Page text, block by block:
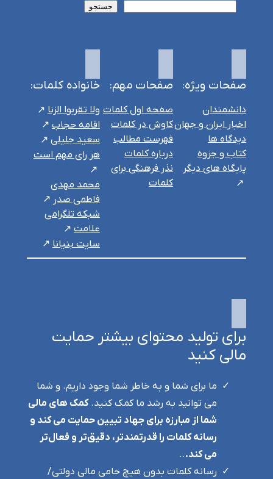
جستجو
صفحات ویژه:
دانشمندان
اخبار ایران و جهان
دیدگاه ها
کتاب و جزوه
پایگاه های دیگر
صفحات مهم:
صفحه اول کلمات
کاوش در کلمات
فهرست مطالب
درباره کلمات
نذر فرهنگی برای
کلمات
خانواده کلمات:
ولا تقربوا الزنا
اقامه حجاب
سعید جلیلی
هر رای مهم است
محمد مهدی
فاطمی صدر
شبکه تلگرامی
علامت
سایت بنیانا
برای تولید محتوای بیشتر حمایت
مالی کنید
ما برای شما و به خاطر شما وجود داریم. و شما
می توانید به رشد ما کمک کنید.کمک های مالی
شما از مبارزه برای جهاد تبیین حمایت می کند و
رسانه کلمات را قدرتمندتر، دقیق‌تر و فعال‌تر
می کند...
رسانه کلمات بدون هیچ حامی مالی دولتی/